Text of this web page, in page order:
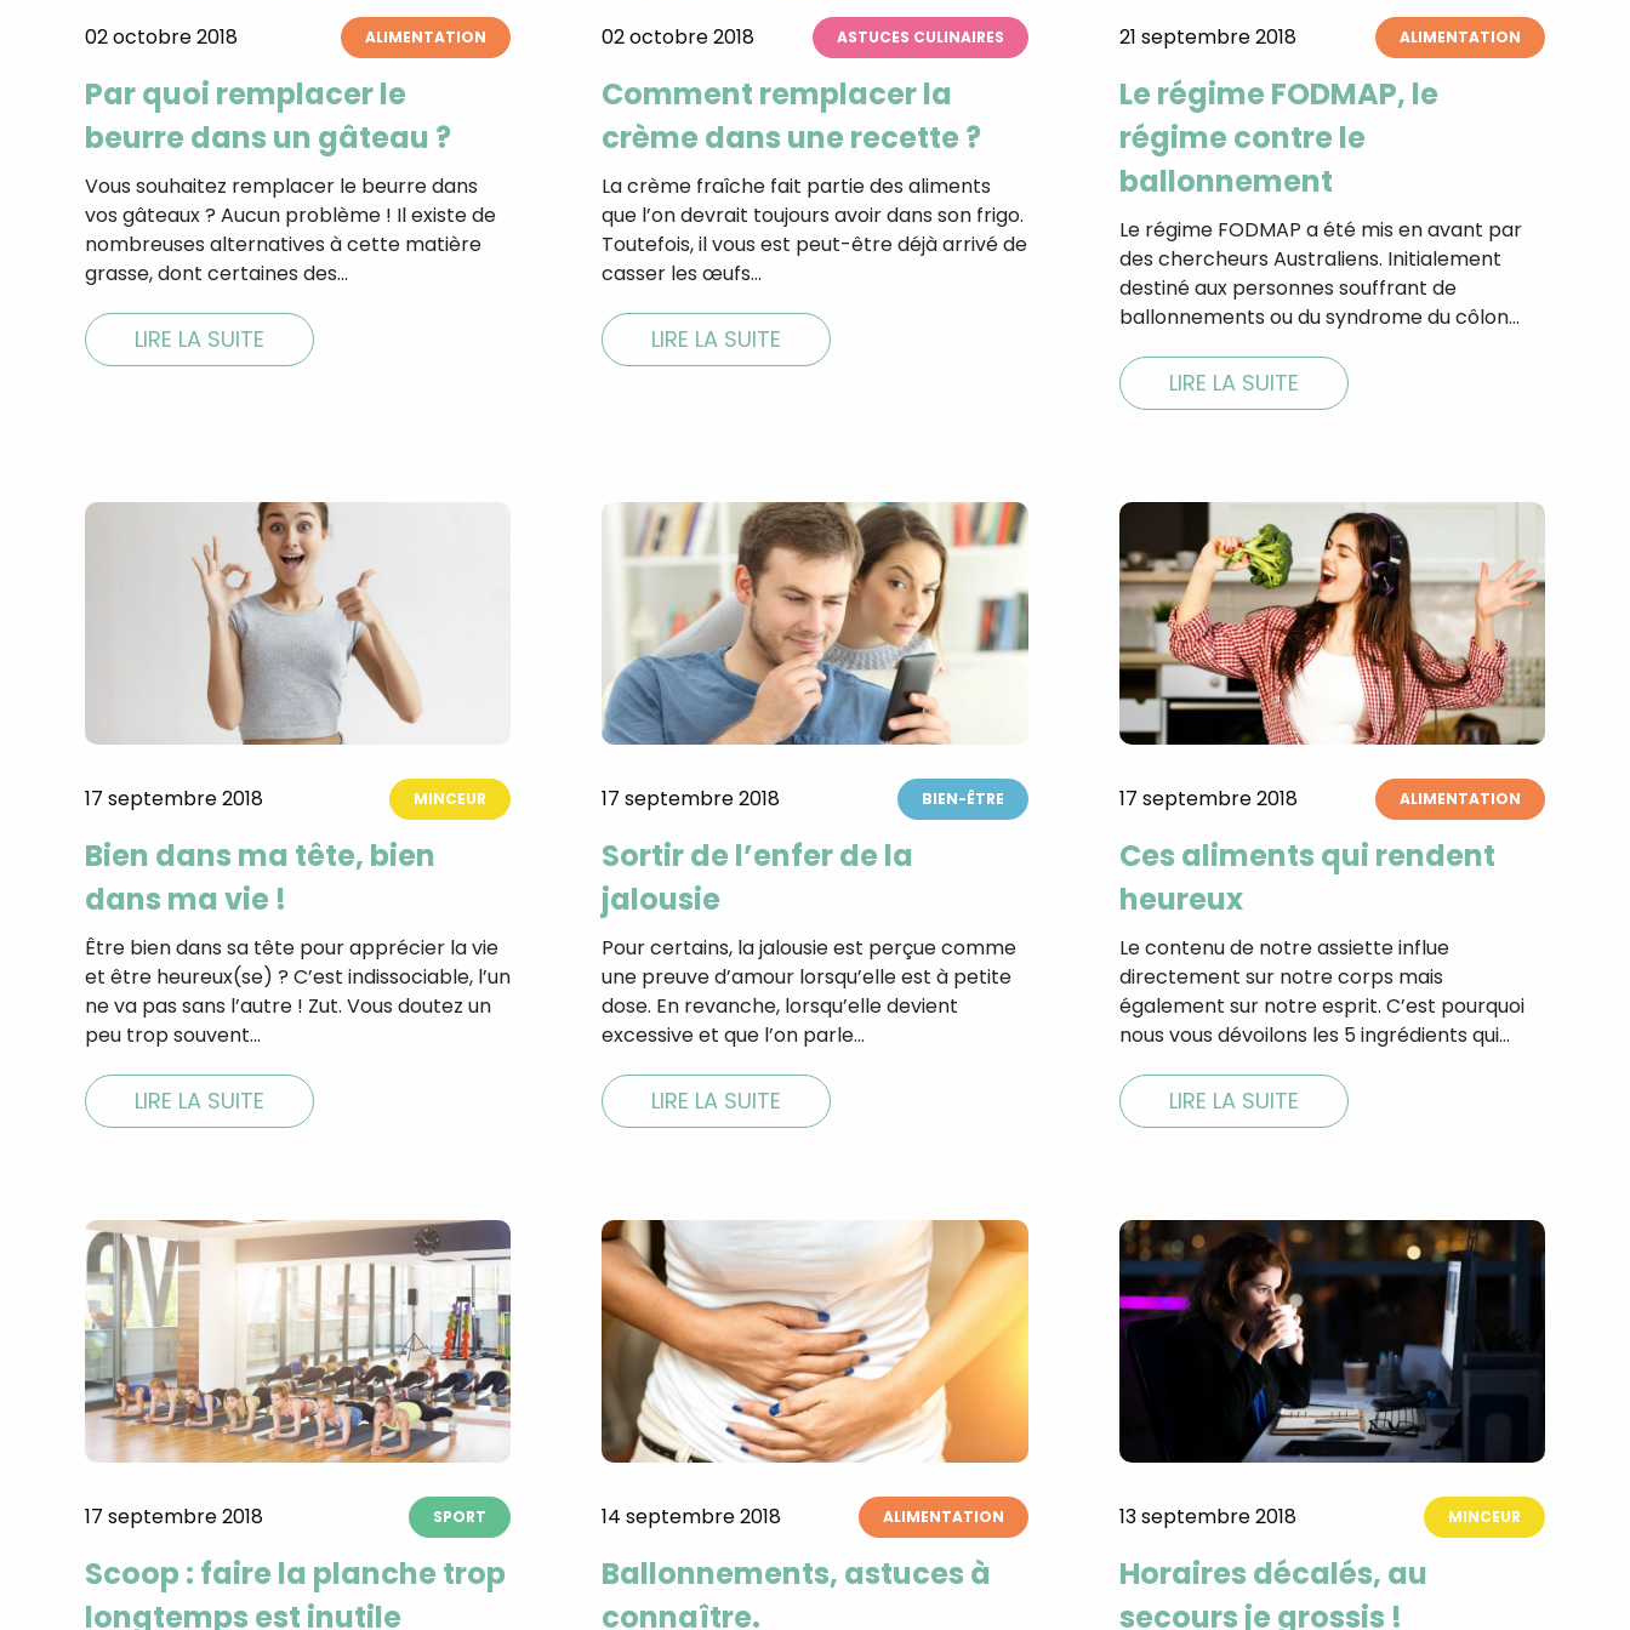
02 octobre 2018 ALIMENTATION
Par quoi remplacer le
beurre dans un gâteau ?
Vous souhaitez remplacer le beurre dans
vos gâteaux ? Aucun problème ! Il existe de
nombreuses alternatives à cette matière
grasse, dont certaines des…
LIRE LA SUITE
02 octobre 2018 ASTUCES CULINAIRES
Comment remplacer la
crème dans une recette ?
La crème fraîche fait partie des aliments
que l’on devrait toujours avoir dans son frigo.
Toutefois, il vous est peut-être déjà arrivé de
casser les œufs…
LIRE LA SUITE
21 septembre 2018 ALIMENTATION
Le régime FODMAP, le
régime contre le
ballonnement
Le régime FODMAP a été mis en avant par
des chercheurs Australiens. Initialement
destiné aux personnes souffrant de
ballonnements ou du syndrome du côlon…
LIRE LA SUITE
17 septembre 2018 MINCEUR
Bien dans ma tête, bien
dans ma vie !
Être bien dans sa tête pour apprécier la vie
et être heureux(se) ? C’est indissociable, l’un
ne va pas sans l’autre ! Zut. Vous doutez un
peu trop souvent…
LIRE LA SUITE
17 septembre 2018 BIEN-ÊTRE
Sortir de l’enfer de la
jalousie
Pour certains, la jalousie est perçue comme
une preuve d’amour lorsqu’elle est à petite
dose. En revanche, lorsqu’elle devient
excessive et que l’on parle…
LIRE LA SUITE
17 septembre 2018 ALIMENTATION
Ces aliments qui rendent
heureux
Le contenu de notre assiette influe
directement sur notre corps mais
également sur notre esprit. C’est pourquoi
nous vous dévoilons les 5 ingrédients qui…
LIRE LA SUITE
17 septembre 2018 SPORT
Scoop : faire la planche trop
longtemps est inutile
14 septembre 2018 ALIMENTATION
Ballonnements, astuces à
connaître.
13 septembre 2018 MINCEUR
Horaires décalés, au
secours je grossis !